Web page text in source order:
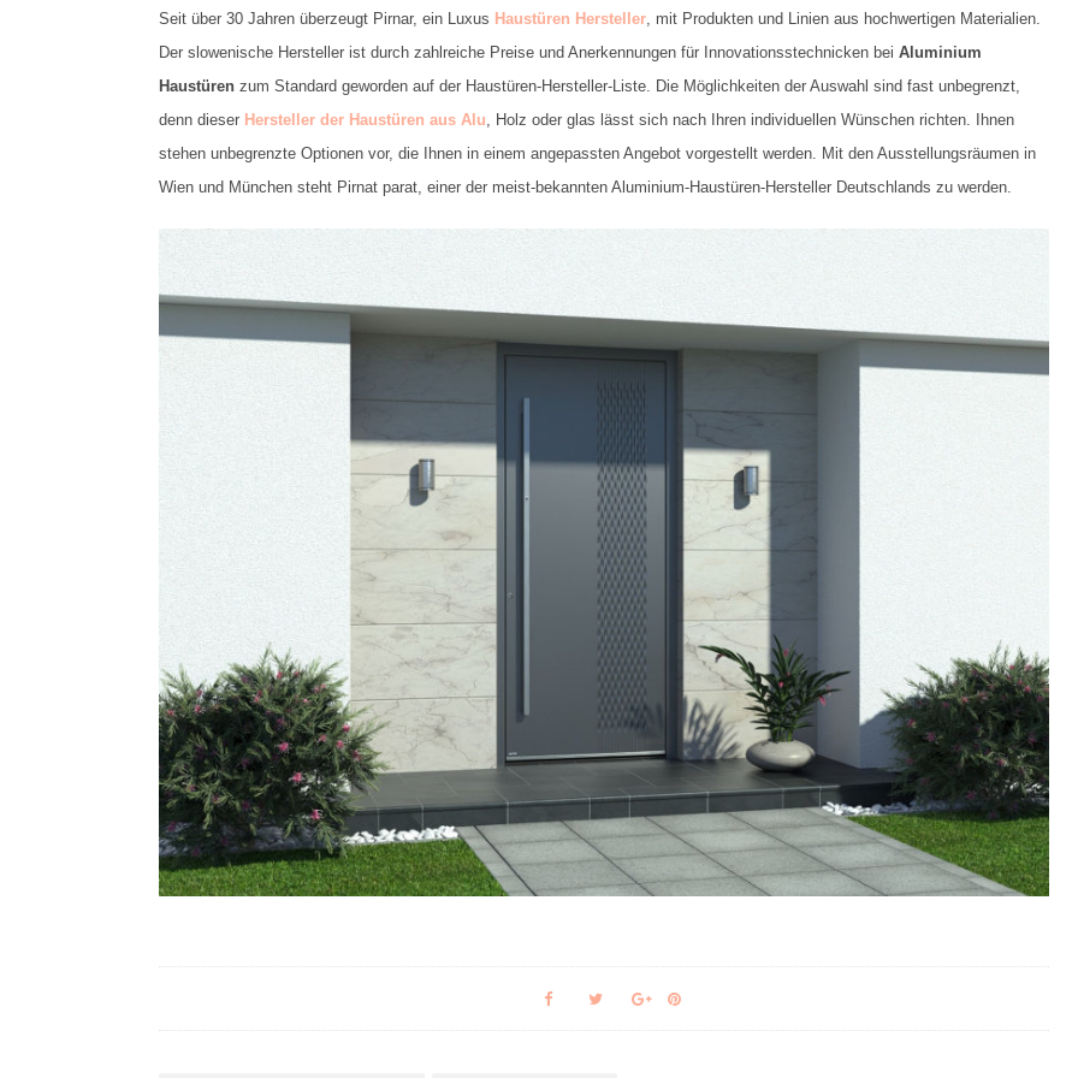
Seit über 30 Jahren überzeugt Pirnar, ein Luxus Haustüren Hersteller, mit Produkten und Linien aus hochwertigen Materialien.
Der slowenische Hersteller ist durch zahlreiche Preise und Anerkennungen für Innovationsstechnicken bei Aluminium
Haustüren zum Standard geworden auf der Haustüren-Hersteller-Liste. Die Möglichkeiten der Auswahl sind fast unbegrenzt,
denn dieser Hersteller der Haustüren aus Alu, Holz oder glas lässt sich nach Ihren individuellen Wünschen richten. Ihnen
stehen unbegrenzte Optionen vor, die Ihnen in einem angepassten Angebot vorgestellt werden. Mit den Ausstellungsräumen in
Wien und München steht Pirnat parat, einer der meist-bekannten Aluminium-Haustüren-Hersteller Deutschlands zu werden.